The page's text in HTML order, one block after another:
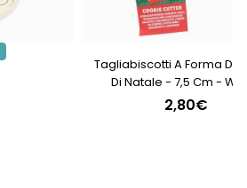
Tagliabiscotti A Forma Di
Di Natale - 7,5 Cm -
2,80€